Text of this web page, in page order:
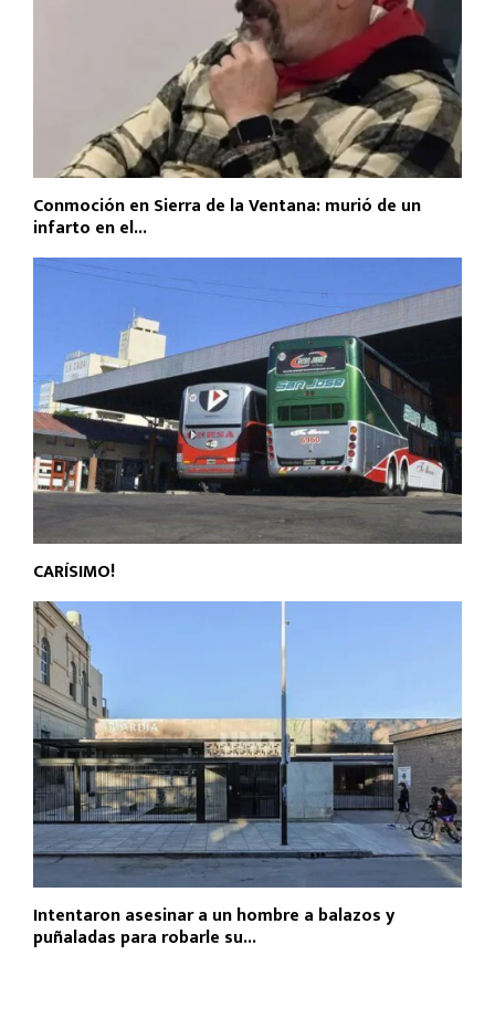
Conmoción en Sierra de la Ventana: murió de un
infarto en el...
CARÍSIMO!
Intentaron asesinar a un hombre a balazos y
puñaladas para robarle su...